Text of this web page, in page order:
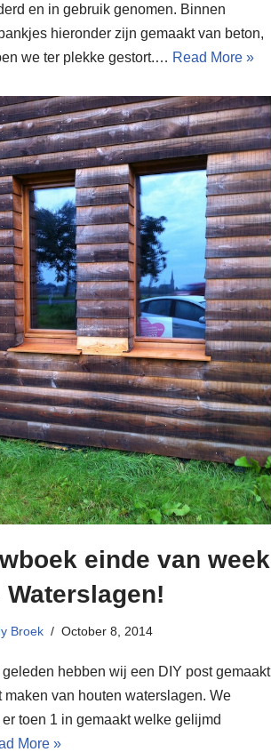
en in gebruik genomen. Binnen
hieronder zijn gemaakt van beton,
we ter plekke gestort.… Read More »
einde van week
Waterslagen!
Broek October 8, 2014
geleden hebben wij een DIY post gemaakt
maken van houten waterslagen. We
er toen 1 in gemaakt welke gelijmd
More »